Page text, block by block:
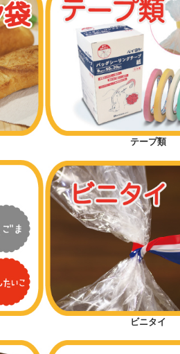
テープ類
ビニタイ